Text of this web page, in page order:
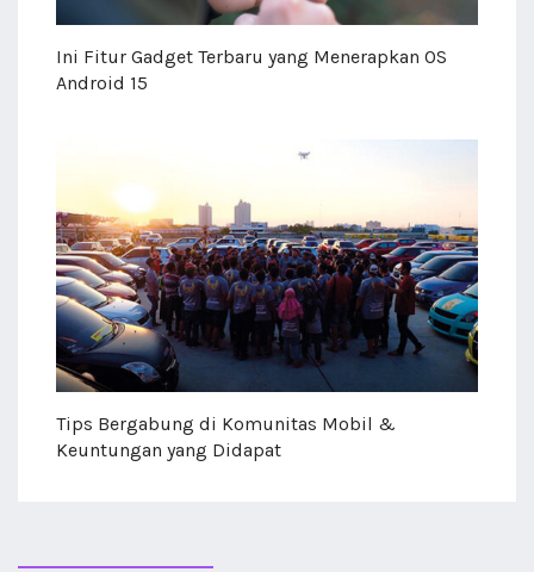
Ini Fitur Gadget Terbaru yang Menerapkan OS
Android 15
Tips Bergabung di Komunitas Mobil &
Keuntungan yang Didapat